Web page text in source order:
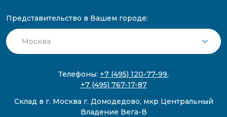
Представительство в Вашем городе:
Телефоны: +7 (495) 120-77-99,
+7 (495) 767-17-87
Склад в г. Москва г. Домодедово, мкр Центральный
Владение Вега-В